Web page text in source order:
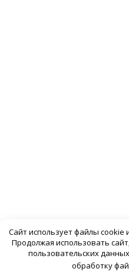
Сайт использует файлы
Продолжая использовать
пользовательских
обработку